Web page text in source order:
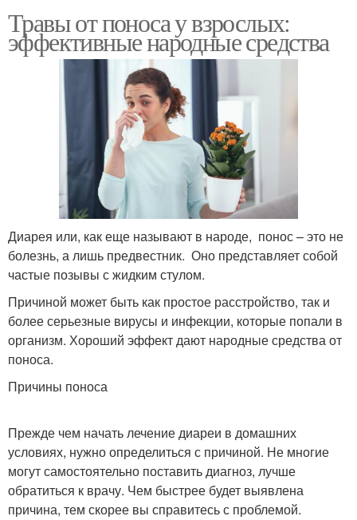
Травы от поноса у взрослых:
эффективные народные средства
Диарея или, как еще называют в народе, понос – это не
болезнь, а лишь предвестник. Оно представляет собой
частые позывы с жидким стулом.
Причиной может быть как простое расстройство, так и
более серьезные вирусы и инфекции, которые попали в
организм. Хороший эффект дают народные средства от
поноса.
Причины поноса
Прежде чем начать лечение диареи в домашних
условиях, нужно определиться с причиной. Не многие
могут самостоятельно поставить диагноз, лучше
обратиться к врачу. Чем быстрее будет выявлена
причина, тем скорее вы справитесь с проблемой.